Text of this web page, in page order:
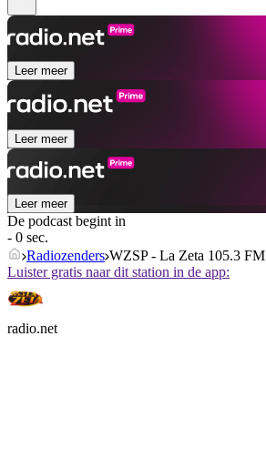
Leer meer
Leer meer
Leer meer
De podcast begint in
- 0 sec.
Radiozenders WZSP - La Zeta 105.3 FM
Luister gratis naar dit station in de app:
radio.net